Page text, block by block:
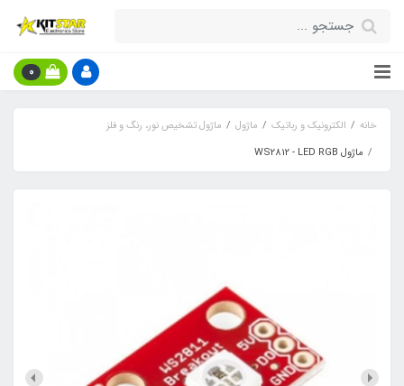
0
خانه الکترونیک و رباتیک ماژول
ماژول تشخیص نور، رنگ و فلز
ماژول WS2812 - LED RGB